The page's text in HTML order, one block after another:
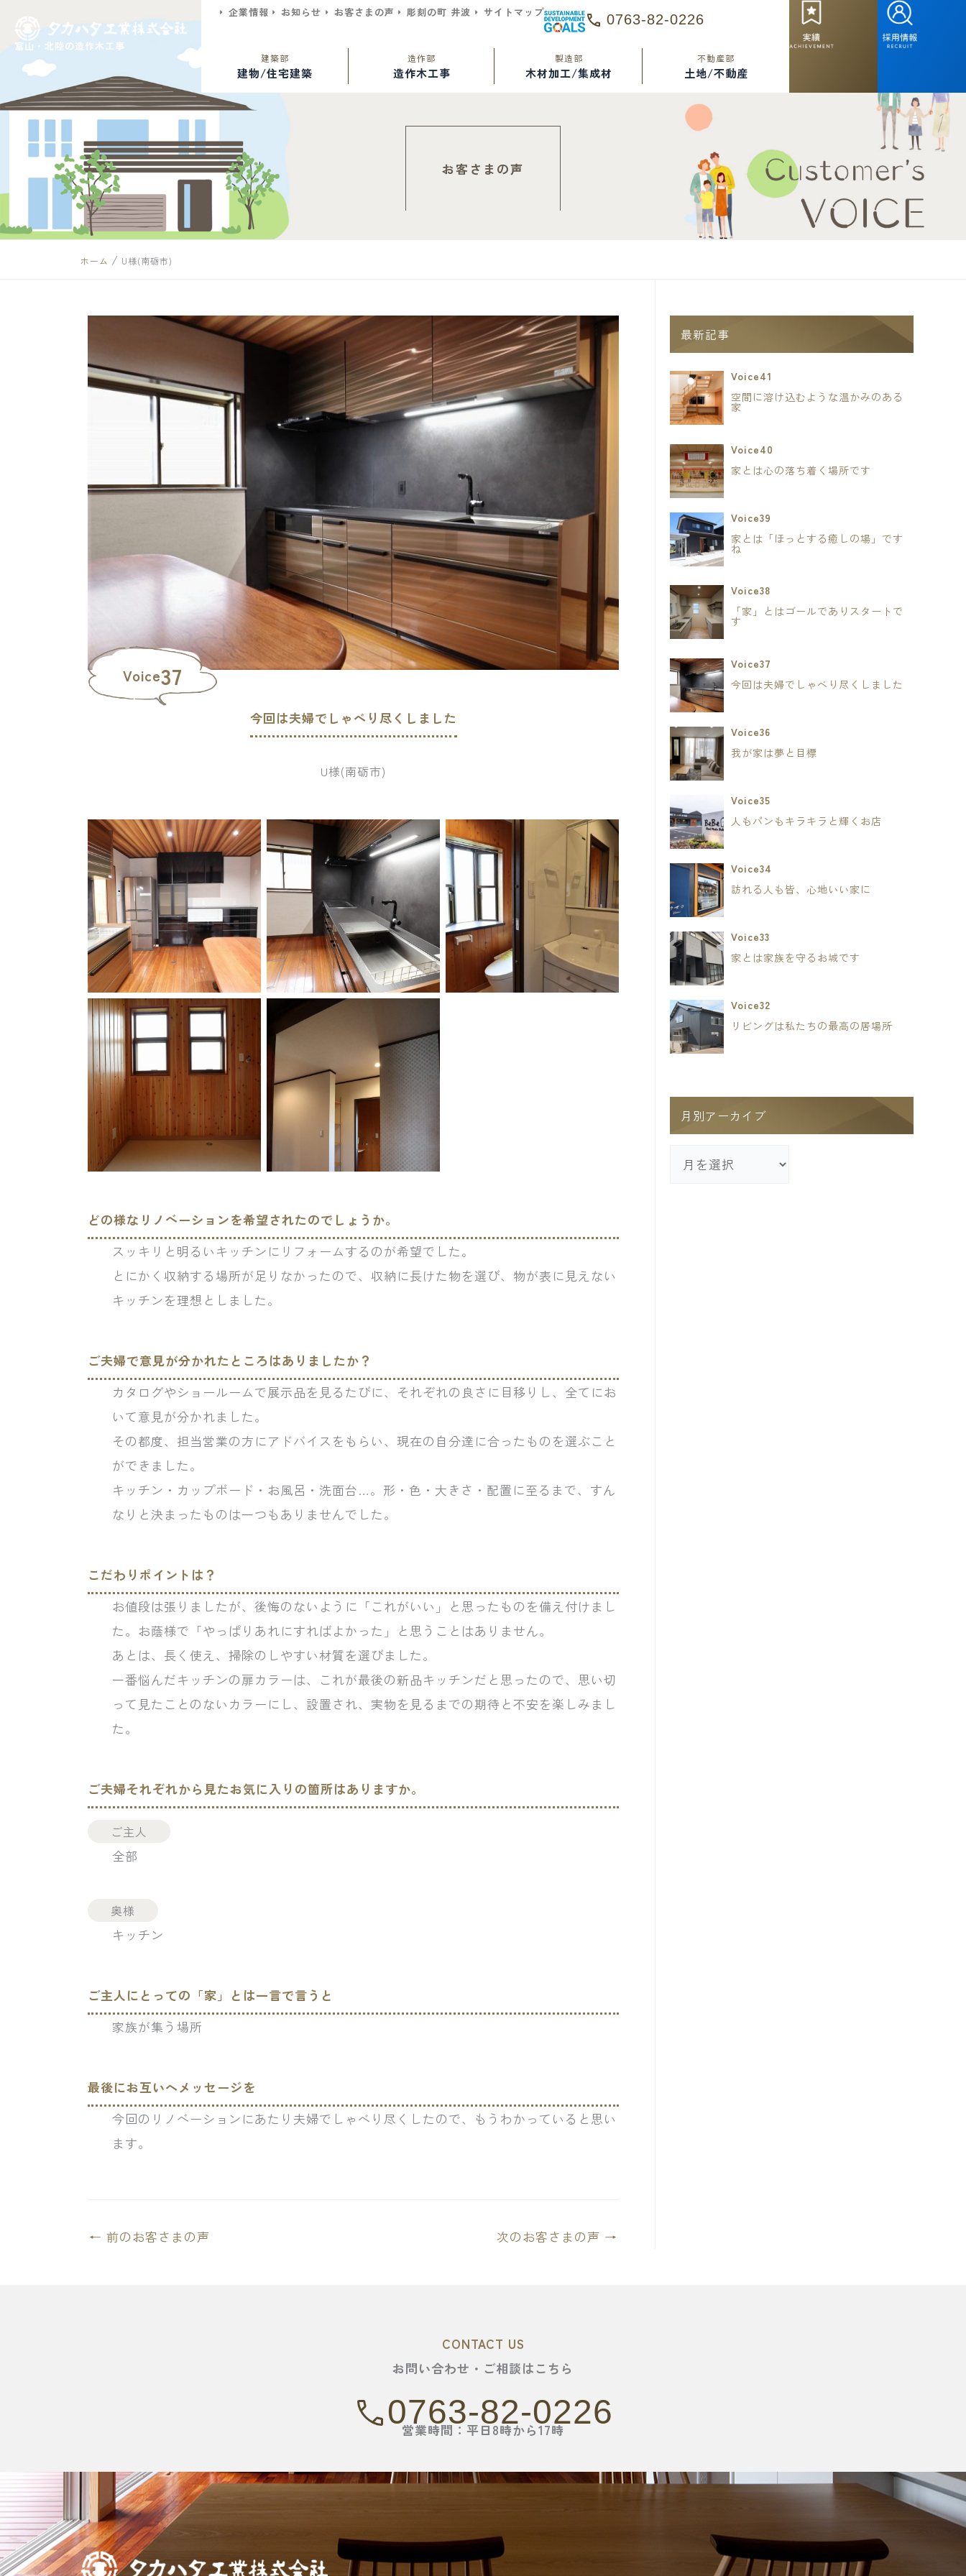
キ
富山・北陸の造作木工事
企業情報 お知らせ お客さまの声 彫刻の町 井波 サイトマップ 0763-82-0226
建築部
建物/住宅建築
造作部
造作木工事
製造部
木材加工/集成材
不動産部
土地/不動産
お客さまの声
ホーム / U様(南砺市)
Voice37
今回は夫婦でしゃべり尽くしました
U様(南砺市)
どの様なリノベーションを希望されたのでしょうか。
スッキリと明るいキッチンにリフォームするのが希望でした。
とにかく収納する場所が足りなかったので、収納に長けた物を選び、物が表に見えない
キッチンを理想としました。
ご夫婦で意見が分かれたところはありましたか？
カタログやショールームで展示品を見るたびに、それぞれの良さに目移りし、全てにお
いて意見が分かれました。
その都度、担当営業の方にアドバイスをもらい、現在の自分達に合ったものを選ぶこと
ができました。
キッチン・カップボード・お風呂・洗面台…。形・色・大きさ・配置に至るまで、すん
なりと決まったものは一つもありませんでした。
こだわりポイントは？
お値段は張りましたが、後悔のないように「これがいい」と思ったものを備え付けまし
た。お蔭様で「やっぱりあれにすればよかった」と思うことはありません。
あとは、長く使え、掃除のしやすい材質を選びました。
一番悩んだキッチンの扉カラーは、これが最後の新品キッチンだと思ったので、思い切
って見たことのないカラーにし、設置され、実物を見るまでの期待と不安を楽しみまし
た。
ご夫婦それぞれから見たお気に入りの箇所はありますか。
ご主人
全部
奥様
キッチン
ご主人にとっての「家」とは一言で言うと
家族が集う場所
最後にお互いへメッセージを
今回のリノベーションにあたり夫婦でしゃべり尽くしたので、もうわかっていると思い
ます。
← 前のお客さまの声 次のお客さまの声 →
最新記事
Voice41
空間に溶け込むような温かみのある
家
Voice40
家とは心の落ち着く場所です
Voice39
家とは「ほっとする癒しの場」です
ね
Voice38
「家」とはゴールでありスタートで
す
Voice37
今回は夫婦でしゃべり尽くしました
Voice36
我が家は夢と目標
Voice35
人もパンもキラキラと輝くお店
Voice34
訪れる人も皆、心地いい家に
Voice33
家とは家族を守るお城です
Voice32
リビングは私たちの最高の居場所
月別アーカイブ
CONTACT US
お問い合わせ・ご相談はこちら
0763-82-0226
営業時間：平日8時から17時